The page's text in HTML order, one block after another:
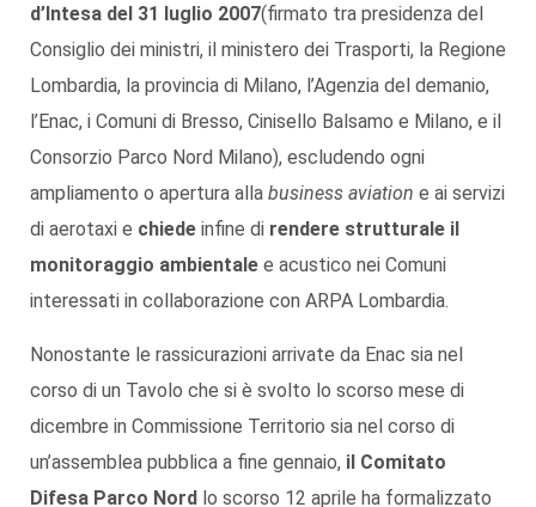
d’Intesa del 31 luglio 2007(firmato tra presidenza del
Consiglio dei ministri, il ministero dei Trasporti, la Regione
Lombardia, la provincia di Milano, l’Agenzia del demanio,
l’Enac, i Comuni di Bresso, Cinisello Balsamo e Milano, e il
Consorzio Parco Nord Milano), escludendo ogni
ampliamento o apertura alla business aviation e ai servizi
di aerotaxi e chiede infine di rendere strutturale il
monitoraggio ambientale e acustico nei Comuni
interessati in collaborazione con ARPA Lombardia.
Nonostante le rassicurazioni arrivate da Enac sia nel
corso di un Tavolo che si è svolto lo scorso mese di
dicembre in Commissione Territorio sia nel corso di
un’assemblea pubblica a fine gennaio, il Comitato
Difesa Parco Nord lo scorso 12 aprile ha formalizzato